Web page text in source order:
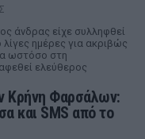
άνδρας είχε συλληφθεί
λίγες ημέρες για ακριβώς
ωστόσο στη
ελεύθερος
Κρήνη Φαρσάλων:
και SMS από το